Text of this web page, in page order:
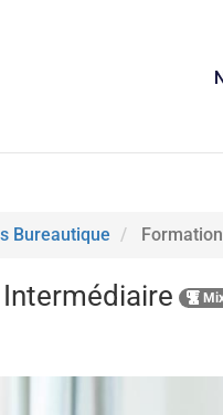
Bureautique